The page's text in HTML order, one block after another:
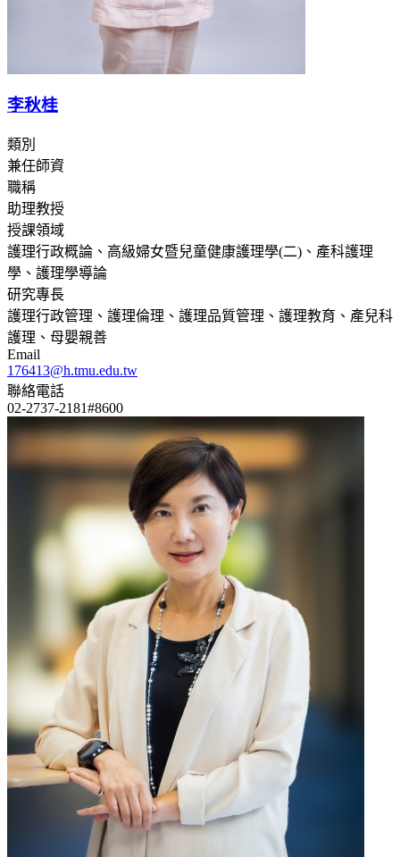
李秋桂
類別
兼任師資
職稱
助理教授
授課領域
護理行政概論、高級婦女暨兒童健康護理學(二)、產科護理
學、護理學導論
研究專長
護理行政管理、護理倫理、護理品質管理、護理教育、產兒科
護理、母嬰親善
Email
176413@h.tmu.edu.tw
聯絡電話
02-2737-2181#8600